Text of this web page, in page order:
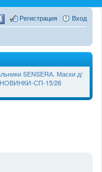
Вход
Регистрация
SЕNSЕRА. Маски д/
СП-15/26